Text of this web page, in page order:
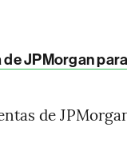
JPMorgan
de